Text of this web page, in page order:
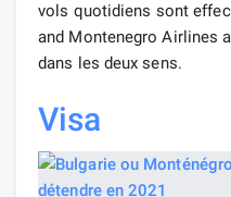
vols quotidiens sont
and Montenegro Airlines
dans les deux sens.
Visa